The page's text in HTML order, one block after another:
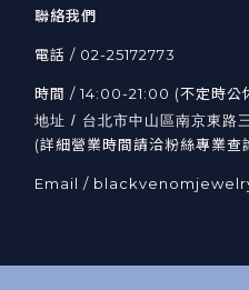
聯絡我們
電話 / 02-25172773
時間 / 14:00-21:00 (不定時公
地址 / 台北市中山區南京東路
(詳細營業時間請洽粉絲專業查
Email /